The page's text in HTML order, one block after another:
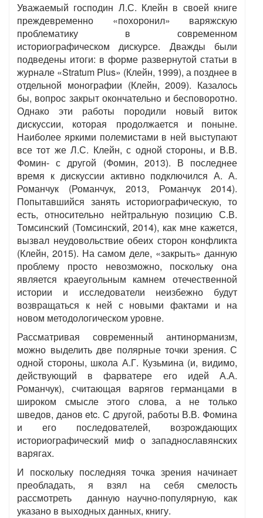
Уважаемый господин Л.С. Клейн в своей книге
преждевременно «похоронил» варяжскую
проблематику в современном
историографическом дискурсе. Дважды были
подведены итоги: в форме развернутой статьи в
журнале «Stratum Plus» (Клейн, 1999), а позднее в
отдельной монографии (Клейн, 2009). Казалось
бы, вопрос закрыт окончательно и бесповоротно.
Однако эти работы породили новый виток
дискуссии, которая продолжается и поныне.
Наиболее яркими полемистами в ней выступают
все тот же Л.С. Клейн, с одной стороны, и В.В.
Фомин- с другой (Фомин, 2013). В последнее
время к дискуссии активно подключился А. А.
Романчук (Романчук, 2013, Романчук 2014).
Попытавшийся занять историографическую, то
есть, относительно нейтральную позицию С.В.
Томсинский (Томсинский, 2014), как мне кажется,
вызвал неудовольствие обеих сторон конфликта
(Клейн, 2015). На самом деле, «закрыть» данную
проблему просто невозможно, поскольку она
является краеугольным камнем отечественной
истории и исследователи неизбежно будут
возвращаться к ней с новыми фактами и на
новом методологическом уровне.
Рассматривая современный антинорманизм,
можно выделить две полярные точки зрения. С
одной стороны, школа А.Г. Кузьмина (и, видимо,
действующий в фарватере его идей А.А.
Романчук), считающая варягов германцами в
широком смысле этого слова, а не только
шведов, данов etc. С другой, работы В.В. Фомина
и его последователей, возрождающих
историографический миф о западнославянских
варягах.
И поскольку последняя точка зрения начинает
преобладать, я взял на себя смелость
рассмотреть данную научно-популярную, как
указано в выходных данных, книгу.